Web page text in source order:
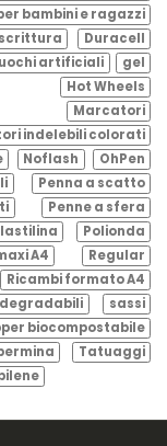
bambini e ragazzi
scrittura
Duracell
artificiali
gel
Hot Wheels
Marcatori
indelebili colorati
Noflash
OhPen
Penna a scatto
Penne a sfera
Polionda
A4
Regular
Ricambi formato A4
sassi
biocompostabile
Tatuaggi